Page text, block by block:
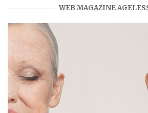
WEB MAGAZINE